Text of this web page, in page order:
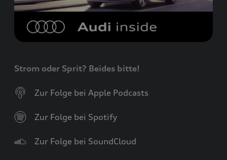
Strom oder Sprit? Beides bitte!
Zur Folge bei Apple Podcasts
Zur Folge bei Spotify
Zur Folge bei SoundCloud